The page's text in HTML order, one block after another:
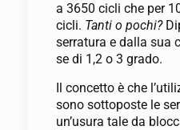
a 3650 cicli che per
cicli. Tanti o pochi?
serratura e dalla sua
se di 1,2 o 3 grado.
Il concetto è che
sono sottoposte le
un’usura tale da